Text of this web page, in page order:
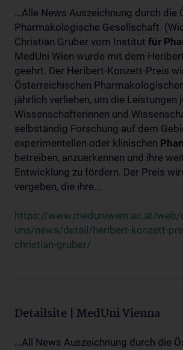
...Alle News Auszeichnung durch die
Pharmakologische Gesellschaft.
Christian Gruber vom Institut für
MedUni Wien wurde mit dem
geehrt. Der Heribert-Konzett-Preis
Österreichischen
jährlich verliehen, um die Leistungen
Wissenschafterinnen und
selbständig Forschung auf dem
experimentellen oder klinischen
betreiben, anzuerkennen und ihre
Entwicklung zu fördern. Der Preis
vergeben, die ihre...
https://www.meduniwien.ac.at/web/
uns/news/detail/heribert-konzett-
christian-gruber/
Detailsite | MedUni Vienna
...All News Auszeichnung durch die